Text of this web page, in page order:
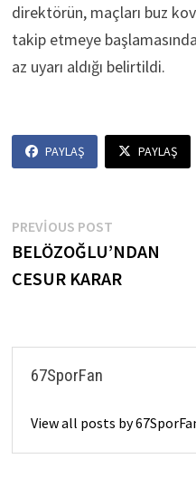
direktörün, maçları buz
takip etmeye
az uyarı aldığı belirtildi.
PAYLAŞ PAYLAŞ
Yazı
gezinmesi
PREVIOUS POSTPrevious
post:
BELÖZOĞLU’NDAN
CESUR KARAR
67SporFan
View all posts by